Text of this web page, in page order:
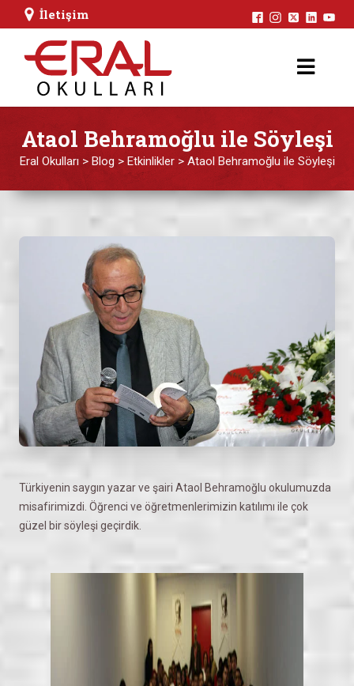
İletişim
Ataol Behramoğlu ile Söyleşi
Eral Okulları > Blog > Etkinlikler> Ataol Behramoğlu ile Söyleşi
Türkiyenin saygın yazar ve şairi Ataol Behramoğlu okulumuzda
misafirimizdi. Öğrenci ve öğretmenlerimizin katılımı ile çok
güzel bir söyleşi geçirdik.